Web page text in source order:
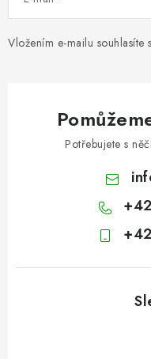
Vložením e-mailu souhlasíte
Potřebujete s